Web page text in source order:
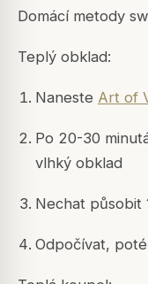
Domácí metody
Teplý obklad:
Naneste Art of
Po 20-30
vlhký obklad
Nechat působit
Odpočívat,